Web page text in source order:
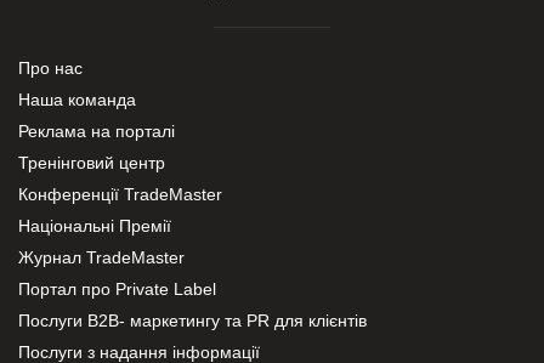
Про нас
Наша команда
Реклама на порталі
Тренінговий центр
Конференції TradeMaster
Національні Премії
Журнал TradeMaster
Портал про Private Label
Послуги В2В- маркетингу та PR для клієнтів
Послуги з надання інформації